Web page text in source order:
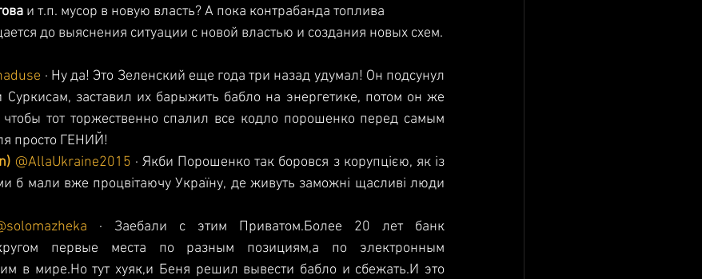
и т.п. мусор в новую власть? А пока контрабанда топлива
до выяснения ситуации с новой властью и создания новых схем.
· Ну да! Это Зеленский еще года три назад удумал! Он подсунул
заставил их барыжить бабло на энергетике, потом он же
тот торжественно спалил все кодло порошенко перед самым
просто ГЕНИЙ!
@AllaUkraine2015 · Якби Порошенко так боровся з корупцією, як із
б мали вже процвітаючу Україну, де живуть заможні щасливі люди
· Заебали с этим Приватом.Более 20 лет банк
кругом первые места по разным позициям,а по электронным
в мире.Но тут хуяк,и Беня решил вывести бабло и сбежать.И это